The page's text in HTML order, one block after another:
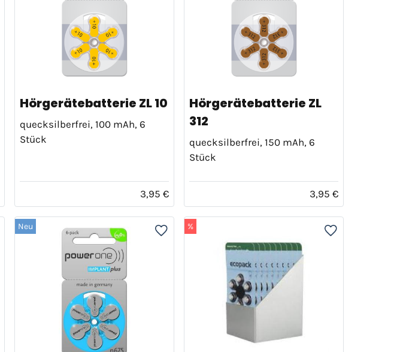
Hörgerätebatterie ZL 10
quecksilberfrei, 100 mAh, 6
Stück
3,95 €
Hörgerätebatterie ZL
312
quecksilberfrei, 150 mAh, 6
Stück
3,95 €
Neu %